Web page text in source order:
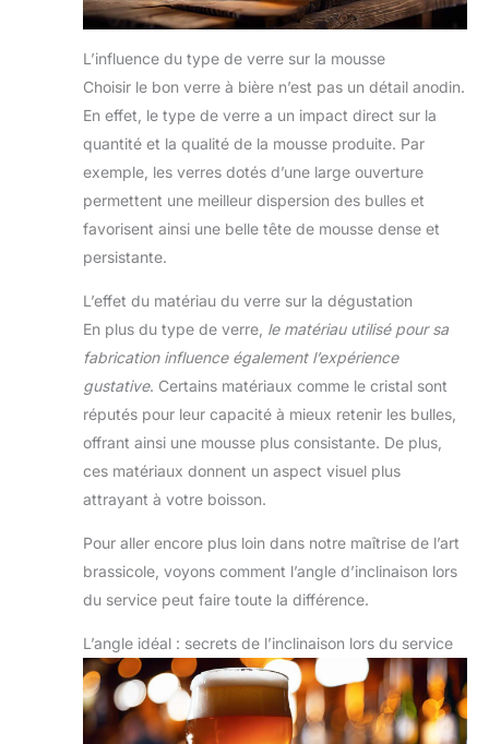
L’influence du type de verre sur la mousse
Choisir le bon verre à bière n’est pas un détail anodin.
En effet, le type de verre a un impact direct sur la
quantité et la qualité de la mousse produite. Par
exemple, les verres dotés d’une large ouverture
permettent une meilleur dispersion des bulles et
favorisent ainsi une belle tête de mousse dense et
persistante.
L’effet du matériau du verre sur la dégustation
En plus du type de verre, le matériau utilisé pour sa
fabrication influence également l’expérience
gustative. Certains matériaux comme le cristal sont
réputés pour leur capacité à mieux retenir les bulles,
offrant ainsi une mousse plus consistante. De plus,
ces matériaux donnent un aspect visuel plus
attrayant à votre boisson.
Pour aller encore plus loin dans notre maîtrise de l’art
brassicole, voyons comment l’angle d’inclinaison lors
du service peut faire toute la différence.
L’angle idéal : secrets de l’inclinaison lors du service